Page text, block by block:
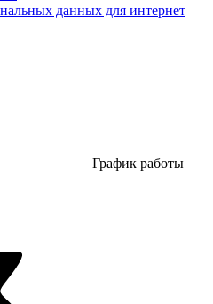
данных для интернет
График работы